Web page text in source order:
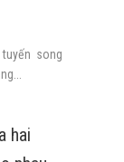
song
hai